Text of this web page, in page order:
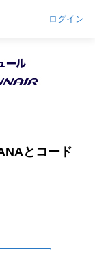
ログイン
とコード